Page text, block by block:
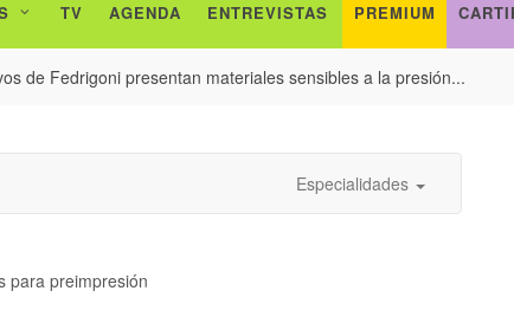
TV AGENDA ENTREVISTAS PREMIUM
de Fedrigoni presentan materiales sensibles a la presión...
Especialidades
para preimpresión